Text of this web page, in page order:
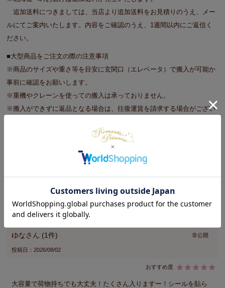
追加送料につきましては、当店より追加送料をお見積りのうえ、メー
ルにてご案内いたします。内容をご確認のうえ、1週間以内にご返信く
ださい。
■大型商品をご注文の際の注意事項
※商品のサイズや重さ等を目安に玄関口（エレベータ）で搬入が可能か
事前に確認をお願いします。
※重機やクレーンを使っての搬入は承っておりません。
※搬入ができずに返品となる場合は、往復運賃を請求する場合がござい
5.00
ゆな 1 非公開
投稿日 2026/08/02
大容量で荷物持ちでも大丈夫！たくさん入りますー！シールを貼ら